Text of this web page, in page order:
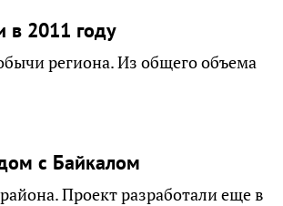
в 2011 году
региона. Из общего объема
с Байкалом
Проект разработали еще в